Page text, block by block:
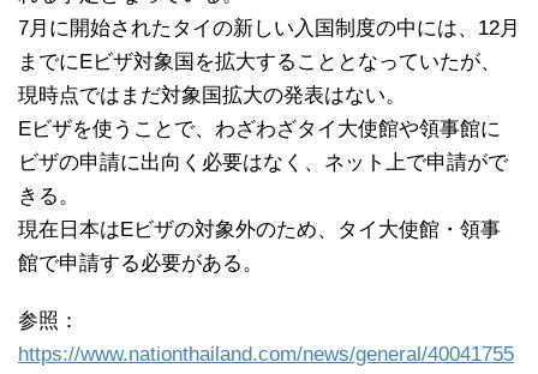
7月に開始されたタイの新しい入国制度の中には、12月
までにEビザ対象国を拡大することとなっていたが、
現時点ではまだ対象国拡大の発表はない。
Eビザを使うことで、わざわざタイ大使館や領事館に
ビザの申請に出向く必要はなく、ネット上で申請がで
きる。
現在日本はEビザの対象外のため、タイ大使館・領事
館で申請する必要がある。
参照：
https://www.nationthailand.com/news/general/40041755